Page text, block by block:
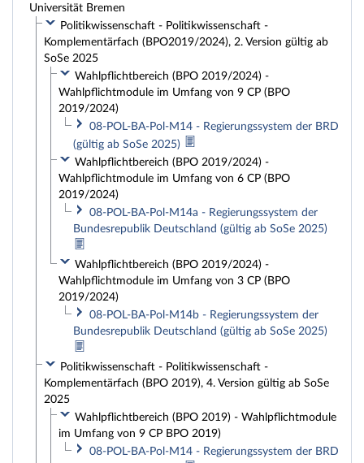
Universität Bremen
Politikwissenschaft - Politikwissenschaft -
Komplementärfach (BPO2019/2024), 2. Version gültig ab
SoSe 2025
Wahlpflichtbereich (BPO 2019/2024) -
Wahlpflichtmodule im Umfang von 9 CP (BPO
2019/2024)
08-POL-BA-Pol-M14 - Regierungssystem der BRD
(gültig ab SoSe 2025)
Wahlpflichtbereich (BPO 2019/2024) -
Wahlpflichtmodule im Umfang von 6 CP (BPO
2019/2024)
08-POL-BA-Pol-M14a - Regierungssystem der
Bundesrepublik Deutschland (gültig ab SoSe 2025)
Wahlpflichtbereich (BPO 2019/2024) -
Wahlpflichtmodule im Umfang von 3 CP (BPO
2019/2024)
08-POL-BA-Pol-M14b - Regierungssystem der
Bundesrepublik Deutschland (gültig ab SoSe 2025)
Politikwissenschaft - Politikwissenschaft -
Komplementärfach (BPO 2019), 4. Version gültig ab SoSe
2025
Wahlpflichtbereich (BPO 2019) - Wahlpflichtmodule
im Umfang von 9 CP BPO 2019)
08-POL-BA-Pol-M14 - Regierungssystem der BRD